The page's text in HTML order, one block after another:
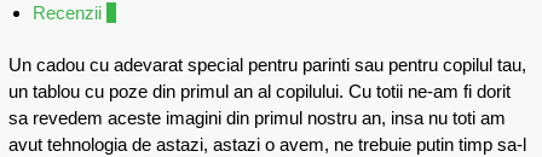
Recenzii
Un cadou cu adevarat special pentru parinti sau pentru copilul tau,
un tablou cu poze din primul an al copilului. Cu totii ne-am fi dorit
sa revedem aceste imagini din primul nostru an, insa nu toti am
avut tehnologia de astazi, astazi o avem, ne trebuie putin timp sa-l